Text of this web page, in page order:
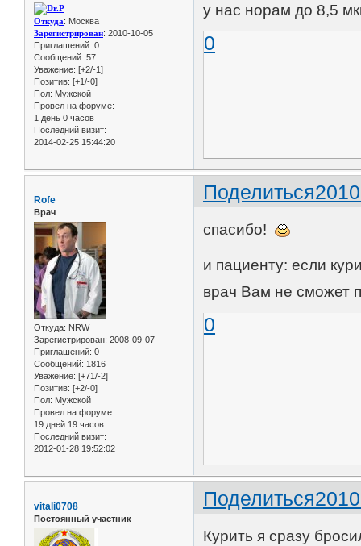
Откуда: Москва
Зарегистрирован: 2010-10-05
Приглашений: 0
Сообщений: 57
Уважение: [+2/-1]
Позитив: [+1/-0]
Пол: Мужской
Провел на форуме:
1 день 0 часов
Последний визит:
2014-02-25 15:44:20
у нас норам до 8,5
0
Поделиться
Rofe
Врач
Откуда: NRW
Зарегистрирован: 2008-09-07
Приглашений: 0
Сообщений: 1816
Уважение: [+71/-2]
Позитив: [+2/-0]
Пол: Мужской
Провел на форуме:
19 дней 19 часов
Последний визит:
2012-01-28 19:52:02
спасибо!
и пациенту: если
врач Вам не сможет
0
Поделиться
vitali0708
Постоянный участник
Курить я сразу